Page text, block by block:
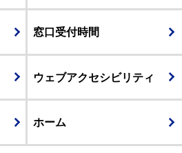
窓口受付時間
ウェブアクセシビリティ
ホーム